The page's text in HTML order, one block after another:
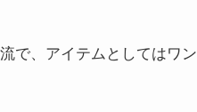
で、アイテムとしてはワン